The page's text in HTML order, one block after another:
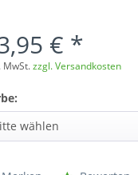
€ *
MwSt.zzgl. Versandkosten